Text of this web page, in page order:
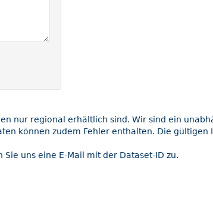
nur regional erhältlich sind. Wir sind ein
können zudem Fehler enthalten. Die
uns eine E-Mail mit der Dataset-ID zu.